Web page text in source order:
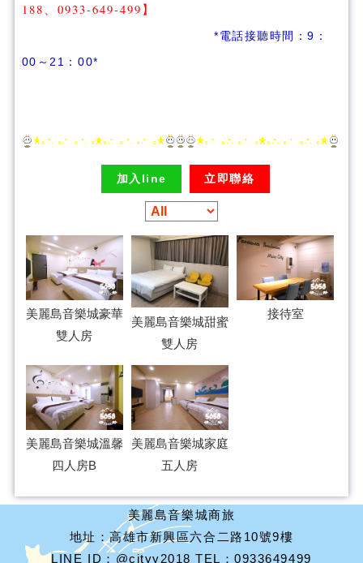
188、0933-649-499 】
*電話接聽時間：9：
00～21：00*
加入line 立即聯絡
美麗島音樂城豪華
雙人房
美麗島音樂城甜蜜
雙人房
接待室
美麗島音樂城溫馨
四人房B
美麗島音樂城家庭
五人房
美麗島音樂城商旅
地址：高雄市新興區六合二路10號9樓
LINE ID：@cityy2018 TEL：0933649499